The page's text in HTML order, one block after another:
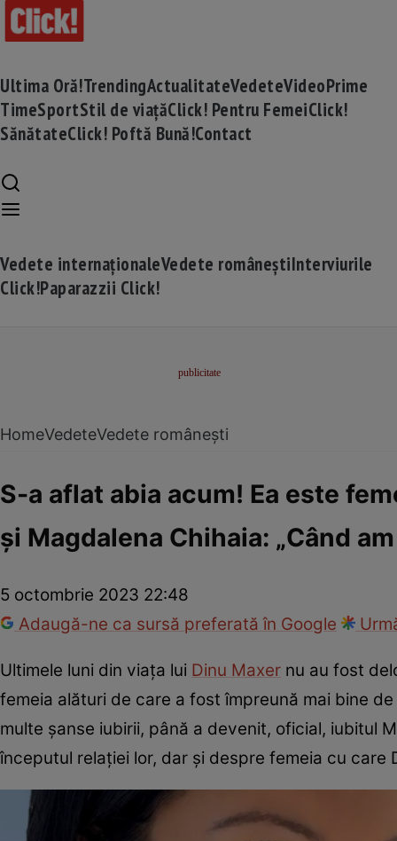
Ultima Oră!TrendingActualitateVedeteVideoPrime
TimeSportStil de viațăClick! Pentru FemeiClick!
SănătateClick! Poftă Bună!Contact
Vedete internaționaleVedete româneștiInterviurile
Click!Paparazzii Click!
HomeVedeteVedete românești
S-a aflat abia acum! Ea este
și Magdalena Chihaia: „Când
5 octombrie 2023 22:48
Adaugă-ne ca sursă preferată în Google
Ultimele luni din viața lui Dinu Maxer nu au fost
femeia alături de care a fost împreună mai bine
multe șanse iubirii, până a devenit, oficial, iubitul
începutul relației lor, dar și despre femeia cu care